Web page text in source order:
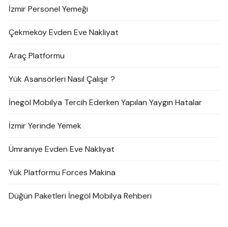
İzmir Personel Yemeği
Çekmeköy Evden Eve Nakliyat
Araç Platformu
Yük Asansörleri Nasıl Çalışır ?
İnegöl Mobilya Tercih Ederken Yapılan Yaygın Hatalar
İzmir Yerinde Yemek
Ümraniye Evden Eve Nakliyat
Yük Platformu Forces Makina
Düğün Paketleri İnegöl Mobilya Rehberi